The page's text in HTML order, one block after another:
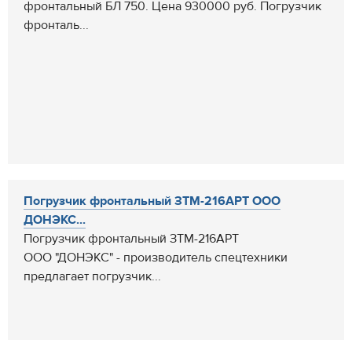
фронтальный БЛ 750. Цена 930000 руб. Погрузчик
фронталь...
Погрузчик фронтальный ЗТМ-216АРТ ООО
ДОНЭКС...
Погрузчик фронтальный ЗТМ-216АРТ
ООО "ДОНЭКС" - производитель спецтехники
предлагает погрузчик...